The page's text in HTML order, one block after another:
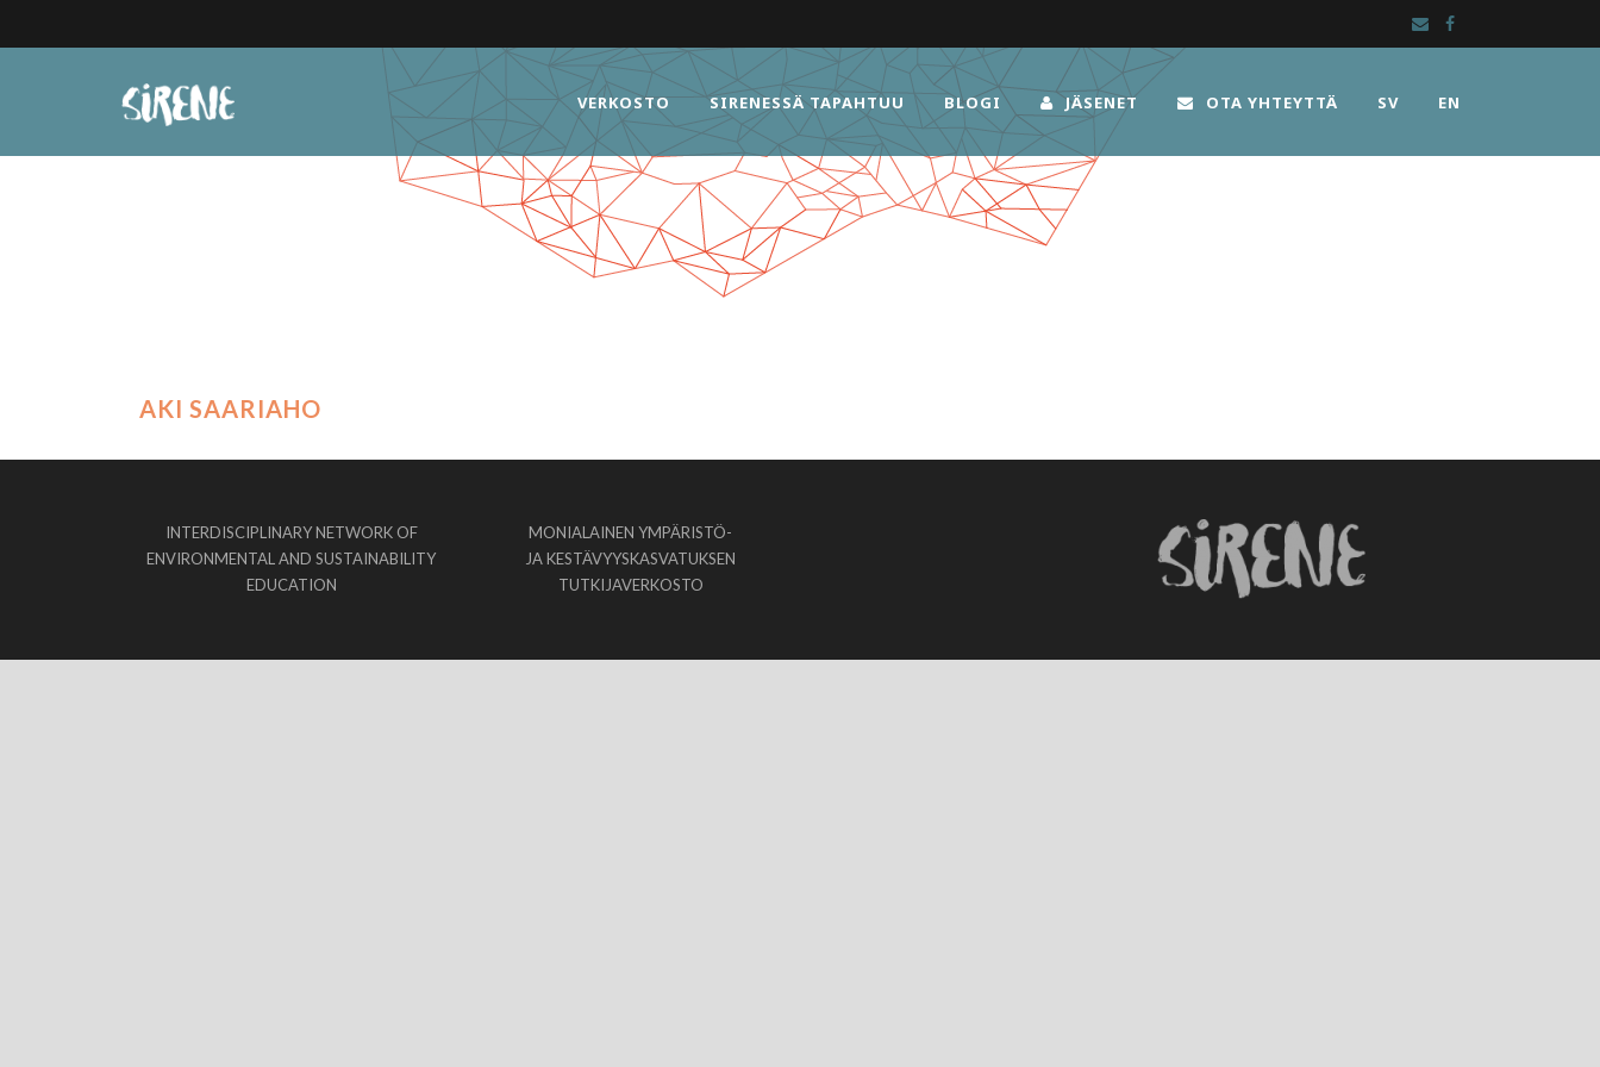
VERKOSTO SIRENESSÄ TAPAHTUU BLOGI JÄSENET OTA YHTEYTTÄ SV EN
AKI SAARIAHO
INTERDISCIPLINARY NETWORK OF
ENVIRONMENTAL AND SUSTAINABILITY
EDUCATION
MONIALAINEN YMPÄRISTÖ-
JA KESTÄVYYSKASVATUKSEN
TUTKIJAVERKOSTO